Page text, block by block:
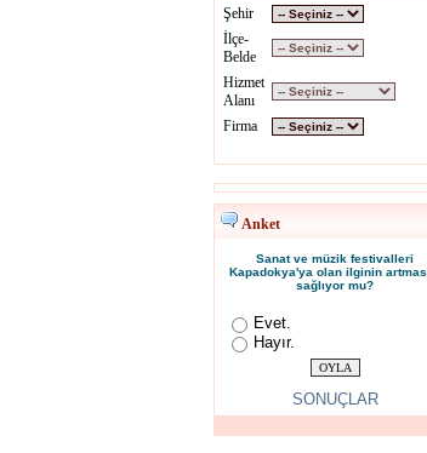
Şehir
İlçe-
Belde
Hizmet
Alanı
Firma
Anket
Sanat ve müzik festivalleri
Kapadokya'ya olan ilginin
sağlıyor mu?
Evet.
Hayır.
SONUÇLAR